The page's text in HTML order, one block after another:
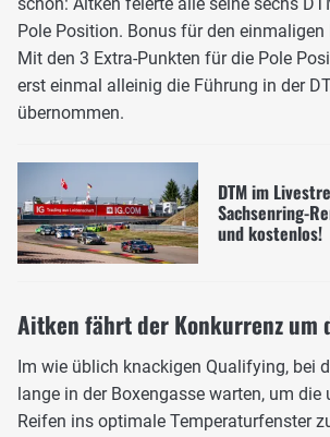
Pole Position. Bonus für den einmaligen
Mit den 3 Extra-Punkten für die Pole
erst einmal alleinig die Führung in der
übernommen.
DTM im
Sachsenring-
und kostenlos!
Aitken fährt der Konkurrenz um
Im wie üblich knackigen Qualifying, bei
lange in der Boxengasse warten, um die
Reifen ins optimale Temperaturfenster